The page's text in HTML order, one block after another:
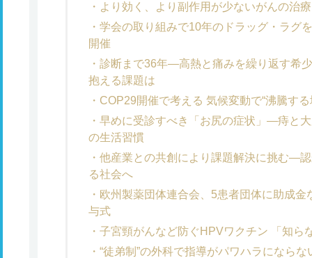
より効く、より副作用が少ないがんの治
学会の取り組みで10年のドラッグ・ラ
開催
診断まで36年―高熱と痛みを繰り返す希
抱える課題は
COP29開催で考える 気候変動で“沸騰す
早めに受診すべき「お尻の症状」―痔と
の生活習慣
他産業との共創により課題解決に挑む―
る社会へ
欧州製薬団体連合会、5患者団体に助成
与式
子宮頸がんなど防ぐHPVワクチン 「知ら
“徒弟制”の外科で指導がパワハラになら